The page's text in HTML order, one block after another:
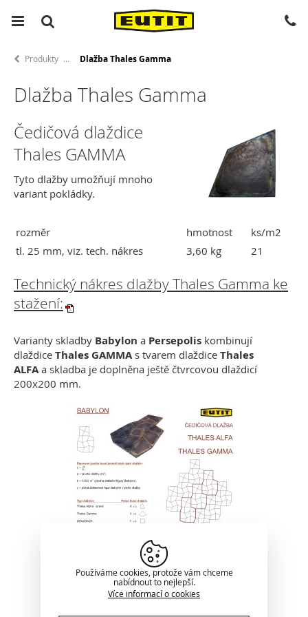
Produkty Dlažba Thales Gamma
Dlažba Thales Gamma
Čedičová dlaždice
Thales GAMMA
Tyto dlažby umožňují mnoho
variant pokládky.
rozměr hmotnost
ks/m2
tl. 25 mm, viz. tech. nákres
3,60 kg 21
Technický nákres dlažby Thales Gamma ke
stažení:
Varianty skladby Babylon a Persepolis kombinují
dlaždice Thales GAMMAs tvarem dlaždice Thales
ALFAa skladba je doplněna ještě čtvrcovou dlaždicí
200x200 mm.
Používáme cookies, protože vám chceme
nabídnout to nejlepší.
Více informací o cookies